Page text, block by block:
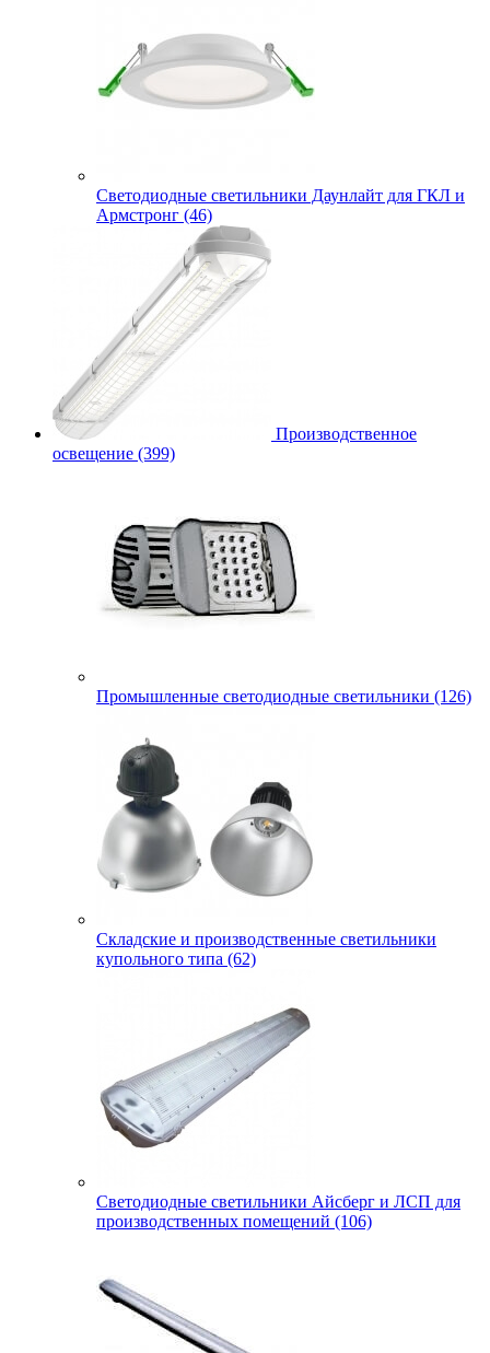
Cветодиодные светильники Даунлайт для ГКЛ и
Армстронг (46)
Производственное
освещение (399)
Промышленные светодиодные светильники (126)
Складские и производственные светильники
купольного типа (62)
Светодиодные светильники Айсберг и ЛСП для
производственных помещений (106)